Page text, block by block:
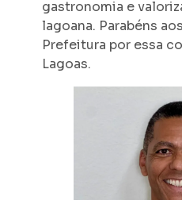
gastronomia e
lagoana. Parabéns
Prefeitura por essa
Lagoas.